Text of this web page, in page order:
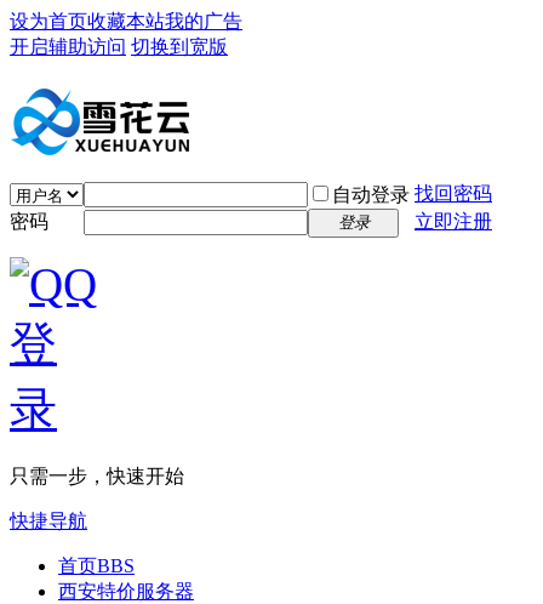
设为首页收藏本站我的广告
开启辅助访问 切换到宽版
自动登录 找回密码
密码
登录 立即注册
只需一步，快速开始
快捷导航
首页BBS
西安特价服务器